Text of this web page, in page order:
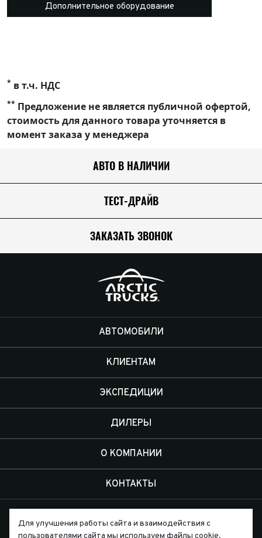
Дополнительное оборудование
* в т.ч. НДС
** Предложение не является публичной офертой,
стоимость для данного товара уточняется в
момент заказа у менеджера
АВТО В НАЛИЧИИ
ТЕСТ-ДРАЙВ
ЗАКАЗАТЬ ЗВОНОК
АВТОМОБИЛИ
КЛИЕНТАМ
ЭКСПЕДИЦИИ
ДИЛЕРЫ
О КОМПАНИИ
КОНТАКТЫ
Для улучшения работы сайта и взаимодействия с
пользователями сайта мы используем файлы cookie.